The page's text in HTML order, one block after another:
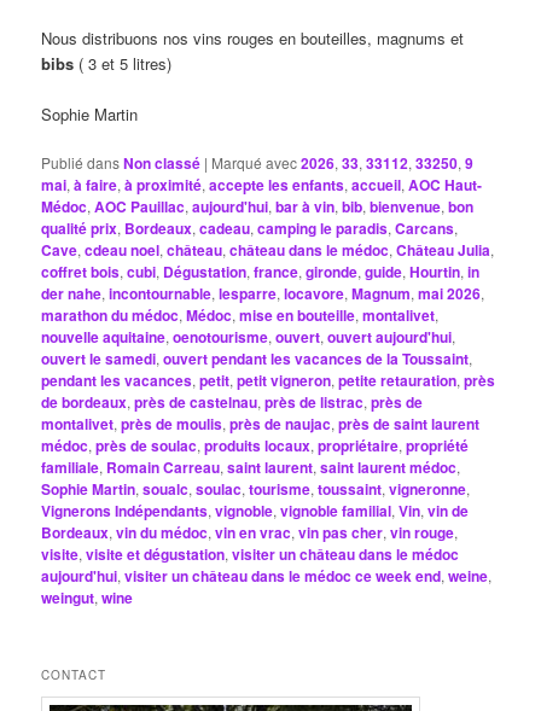
Nous distribuons nos vins rouges en bouteilles, magnums et
bibs ( 3 et 5 litres)
Sophie Martin
Publié dansNon classé | Marqué avec2026,33,33112,33250,9
mai,à faire,à proximité,accepte les enfants,accueil,AOC Haut-
Médoc,AOC Pauillac,aujourd'hui,bar à vin,bib,bienvenue,bon
qualité prix, Bordeaux,cadeau,camping le paradis,Carcans,
Cave,cdeau noel,château,château dans le médoc,Château Julia,
coffret bois,cubi, Dégustation,france,gironde,guide,Hourtin,in
der nahe,incontournable,lesparre,locavore,Magnum,mai 2026,
marathon du médoc,Médoc,mise en bouteille,montalivet,
nouvelle aquitaine,oenotourisme,ouvert,ouvert aujourd'hui,
ouvert le samedi,ouvert pendant les vacances de la Toussaint,
pendant les vacances,petit,petit vigneron,petite retauration,près
de bordeaux,près de castelnau,près de listrac,près de
montalivet,près de moulis,près de naujac,près de saint laurent
médoc,près de soulac,produits locaux,propriétaire,propriété
familiale, Romain Carreau,saint laurent,saint laurent médoc,
Sophie Martin,soualc,soulac,tourisme,toussaint,vigneronne,
Vignerons Indépendants,vignoble,vignoble familial,Vin,vin de
Bordeaux,vin du médoc,vin en vrac,vin pas cher,vin rouge,
visite,visite et dégustation,visiter un château dans le médoc
aujourd'hui,visiter un château dans le médoc ce week end,weine,
weingut,wine
CONTACT